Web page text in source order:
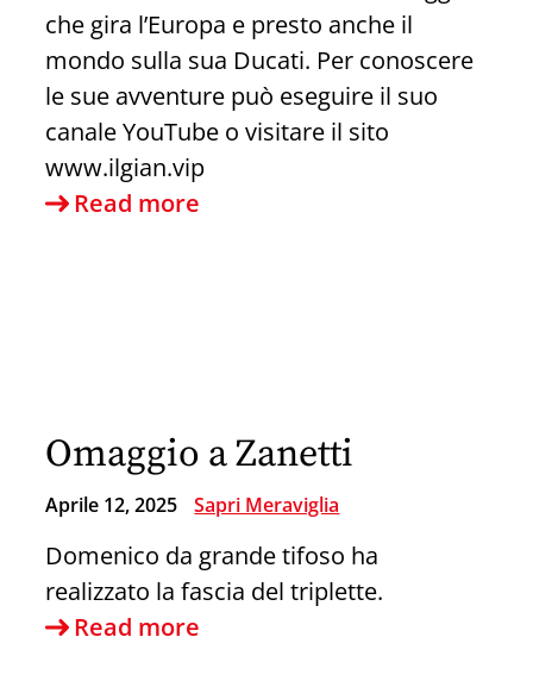
che gira l’Europa e presto anche il
mondo sulla sua Ducati. Per conoscere
le sue avventure può eseguire il suo
canale YouTube o visitare il sito
www.ilgian.vip
Read more
questa
Omaggio a Zanetti
Aprile 12, 2025 Sapri Meraviglia
Domenico da grande tifoso ha
realizzato la fascia del triplette.
Read more